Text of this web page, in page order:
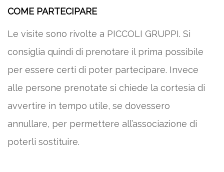
COME PARTECIPARE
Le visite sono rivolte a PICCOLI GRUPPI. Si
consiglia quindi di prenotare il prima possibile
per essere certi di poter partecipare. Invece
alle persone prenotate si chiede la cortesia di
avvertire in tempo utile, se dovessero
annullare, per permettere all’associazione di
poterli sostituire.